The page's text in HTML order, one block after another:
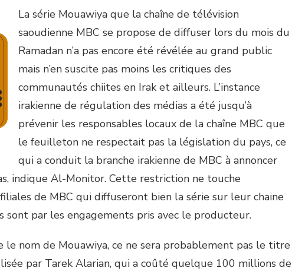
La série Mouawiya que la chaîne de télévision
saoudienne MBC se propose de diffuser lors du mois du
Ramadan n’a pas encore été révélée au grand public
mais n’en suscite pas moins les critiques des
communautés chiites en Irak et ailleurs. L’instance
irakienne de régulation des médias a été jusqu’à
prévenir les responsables locaux de la chaîne MBC que
le feuilleton ne respectait pas la législation du pays, ce
qui a conduit la branche irakienne de MBC à annoncer
indique Al-Monitor. Cette restriction ne touche
de MBC qui diffuseront bien la série sur leur chaine
sont par les engagements pris avec le producteur.
le nom de Mouawiya, ce ne sera probablement pas le titre
par Tarek Alarian, qui a coûté quelque 100 millions de